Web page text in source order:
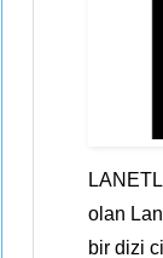
olan
bir dizi